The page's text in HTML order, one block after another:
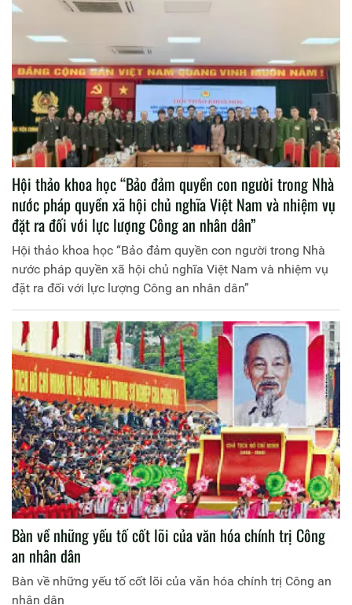
Hội thảo khoa học “Bảo đảm quyền con người trong Nhà
nước pháp quyền xã hội chủ nghĩa Việt Nam và nhiệm vụ
đặt ra đối với lực lượng Công an nhân dân”
Hội thảo khoa học “Bảo đảm quyền con người trong Nhà
nước pháp quyền xã hội chủ nghĩa Việt Nam và nhiệm vụ
đặt ra đối với lực lượng Công an nhân dân”
Bàn về những yếu tố cốt lõi của văn hóa chính trị Công
an nhân dân
Bàn về những yếu tố cốt lõi của văn hóa chính trị Công an
nhân dân